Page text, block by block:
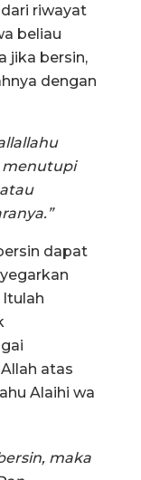
riwayat
beliau
jika bersin,
dengan
menutupi
dapat
atas
Alaihi wa
maka